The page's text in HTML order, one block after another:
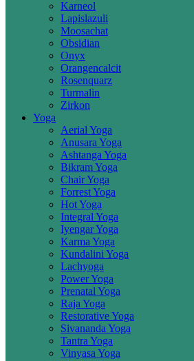
Karneol
Lapislazuli
Moosachat
Obsidian
Onyx
Orangencalcit
Rosenquarz
Turmalin
Zirkon
Yoga
Aerial Yoga
Anusara Yoga
Ashtanga Yoga
Bikram Yoga
Chair Yoga
Forrest Yoga
Hot Yoga
Integral Yoga
Iyengar Yoga
Karma Yoga
Kundalini Yoga
Lachyoga
Power Yoga
Prenatal Yoga
Raja Yoga
Restorative Yoga
Sivananda Yoga
Tantra Yoga
Vinyasa Yoga